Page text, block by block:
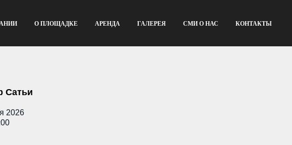
О ПЛОЩАДКЕ АРЕНДА ГАЛЕРЕЯ СМИ О НАС КОНТАКТЫ
Сатьи
2026